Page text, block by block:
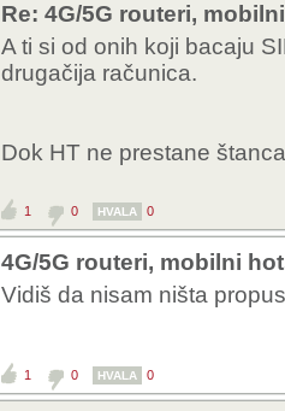
Re: 4G/5G routeri,
A ti si od onih koji bacaju
drugačija računica.
Dok HT ne prestane
1 0 HVALA 0
4G/5G routeri, mobilni
Vidiš da nisam ništa
1 0 HVALA 0